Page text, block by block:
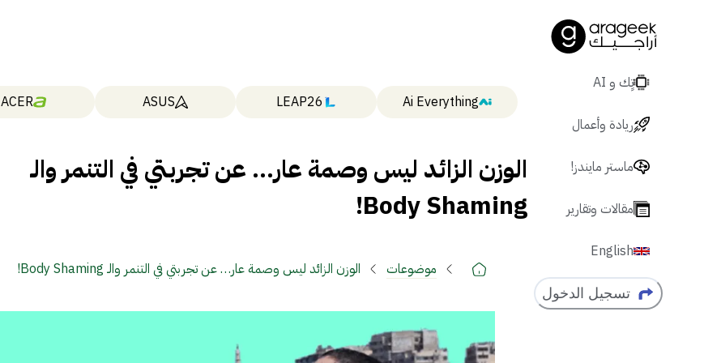
تٍك و AI
ريادة وأعمال
ماستر مايندز!
مقالات وتقارير
English
تسجيل الدخول
Ai Everything
LEAP26
ASUS
ACER
الوزن الزائد ليس وصمة عار… عن تجربتي في التنمر والـ
Body Shaming!
موضوعات الوزن الزائد ليس وصمة عار… عن تجربتي في التنمر والـ Body Shaming!